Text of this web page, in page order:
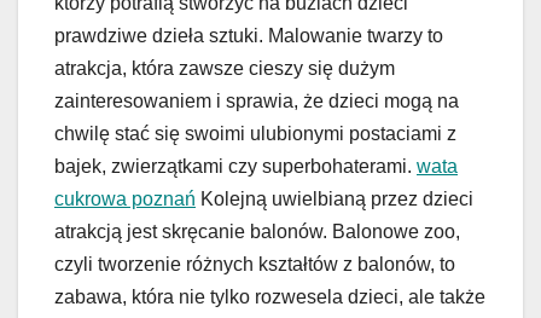
prawdziwe dzieła sztuki. Malowanie twarzy to
atrakcja, która zawsze cieszy się dużym
zainteresowaniem i sprawia, że dzieci mogą na
chwilę stać się swoimi ulubionymi postaciami z
bajek, zwierzątkami czy superbohaterami. wata
cukrowa poznań Kolejną uwielbianą przez dzieci
atrakcją jest skręcanie balonów. Balonowe zoo,
czyli tworzenie różnych kształtów z balonów, to
zabawa, która nie tylko rozwesela dzieci, ale także